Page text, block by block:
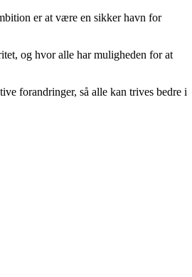
er at være en sikker havn for
og hvor alle har muligheden for at
forandringer, så alle kan trives bedre i